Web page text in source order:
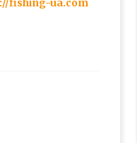
fishing-ua.com